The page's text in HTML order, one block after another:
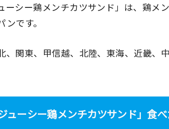
ーシー鶏メンチカツサンド」は、鶏メ
です。
、関東、甲信越、北陸、東海、近畿、
ューシー鶏メンチカツサンド」食